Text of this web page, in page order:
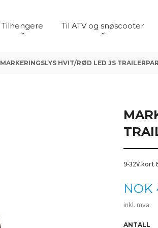
Tilhengere Til ATV og snøscooter
MARKERINGSLYS HVIT/RØD LED JS
9-32V kort
Pris
NOK
inkl. mva.
ANTALL